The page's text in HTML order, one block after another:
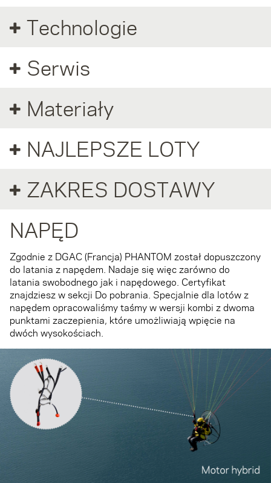
Technologie
Serwis
Materiały
NAJLEPSZE LOTY
ZAKRES DOSTAWY
NAPĘD
Zgodnie z DGAC (Francja) PHANTOM został dopuszczony
do latania z napędem. Nadaje się więc zarówno do
latania swobodnego jak i napędowego. Certyfikat
znajdziesz w sekcji Do pobrania. Specjalnie dla lotów z
napędem opracowaliśmy taśmy w wersji kombi z dwoma
punktami zaczepienia, które umożliwiają wpięcie na
dwóch wysokościach.